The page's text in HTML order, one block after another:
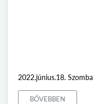
2022.június.18.
BŐVEBBEN